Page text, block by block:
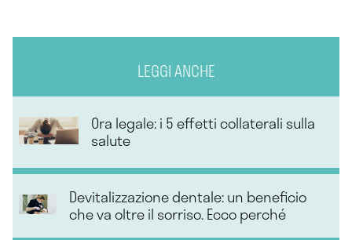
LEGGI ANCHE
Ora legale: i 5 effetti collaterali sulla
salute
Devitalizzazione dentale: un beneficio
che va oltre il sorriso. Ecco perché